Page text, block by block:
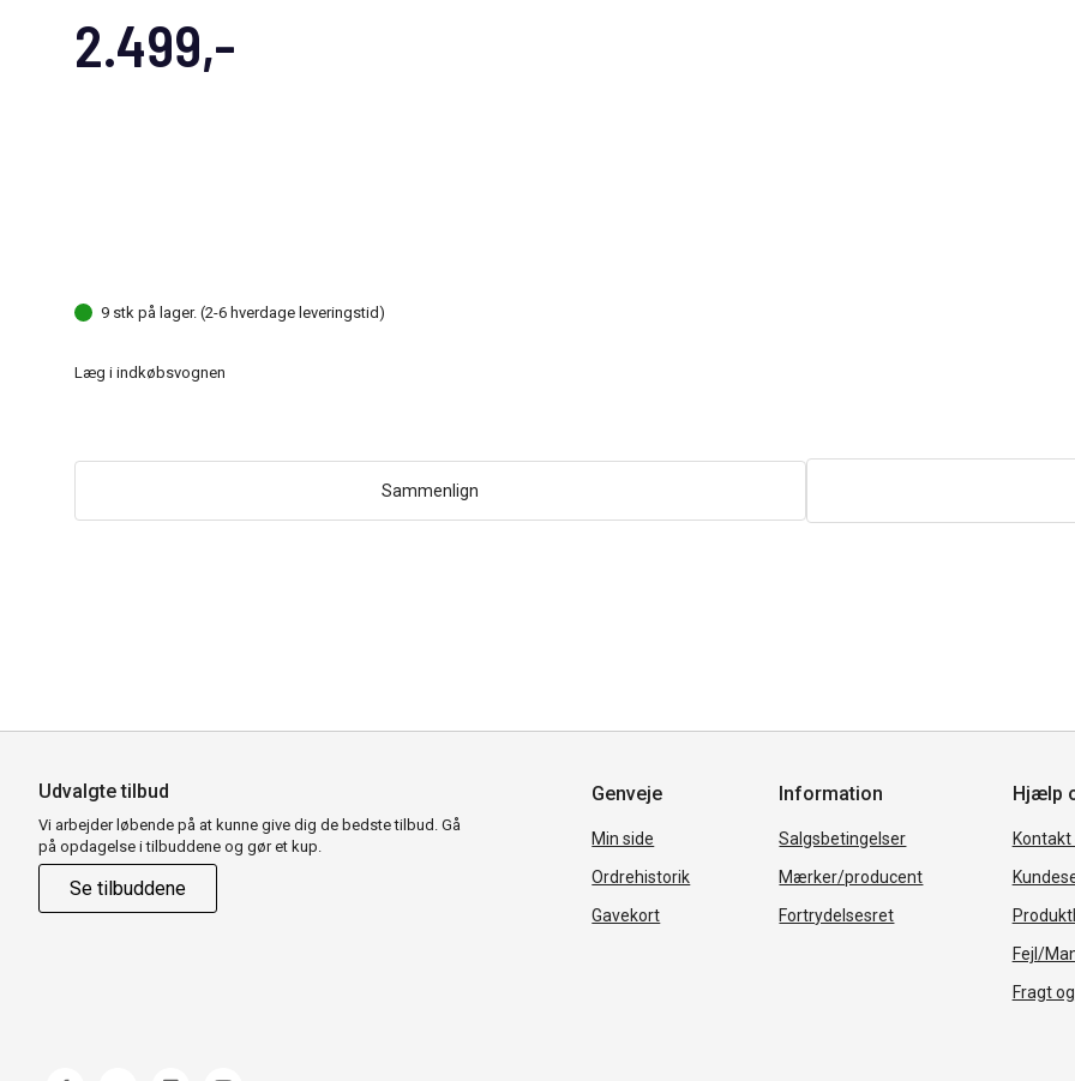
2.499,-
9 stk på lager. (2-6 hverdage leveringstid)
Læg i indkøbsvognen
Sammenlign
Udvalgte tilbud
Vi arbejder løbende på at kunne give dig de bedste tilbud. Gå
på opdagelse i tilbuddene og gør et kup.
Se tilbuddene
Genveje
Min side
Ordrehistorik
Gavekort
Information
Salgsbetingelser
Mærker/producent
Fortrydelsesret
Hjælp
Kontakt
Fejl/
Fragt